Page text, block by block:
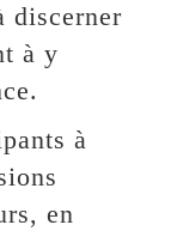
discerner
à y
à
en